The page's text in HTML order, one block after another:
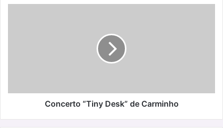
Concerto “Tiny Desk” de Carminho